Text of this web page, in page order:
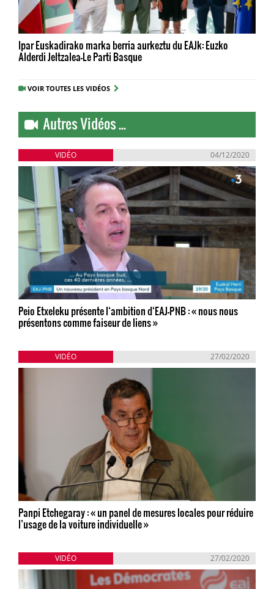
Ipar Euskadirako marka berria aurkeztu du EAJk: Euzko
Alderdi Jeltzalea-Le Parti Basque
VOIR TOUTES LES VIDÉOS
Autres Vidéos ...
VIDÉO 04/12/2020
Peio Etxeleku présente l‘ambition d‘EAJ-PNB : « nous nous
présentons comme faiseur de liens »
VIDÉO 27/02/2020
Panpi Etchegaray : « un panel de mesures locales pour réduire
l’usage de la voiture individuelle »
VIDÉO 27/02/2020